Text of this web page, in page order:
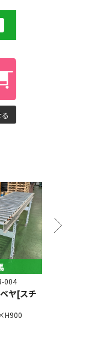
004
ヤ[スチ